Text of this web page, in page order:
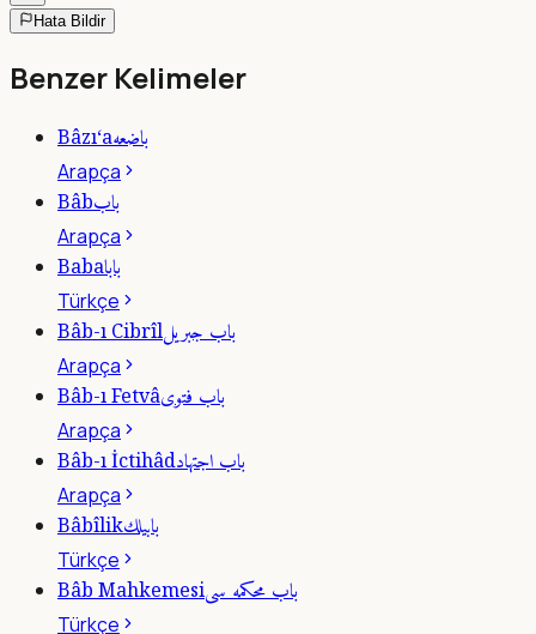
Hata Bildir
Benzer Kelimeler
Bâzı‘aباضعه
Arapça
Bâbباب
Arapça
Babaبابا
Türkçe
Bâb-ı Cibrîlباب جبريل
Arapça
Bâb-ı Fetvâباب فتوى
Arapça
Bâb-ı İctihâdباب اجتهاد
Arapça
Bâbîlikبابيلك
Türkçe
Bâb Mahkemesiباب محكمه سى
Türkçe